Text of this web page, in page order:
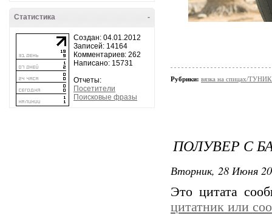
-
Статистика
Создан: 04.01.2012
Записей: 14164
Комментариев: 262
Написано: 15731
Отчеты:
Посетители
Поисковые фразы
Рубрики: вязка на спицах/
ПОЛУВЕР С
Вторник, 28 Июня
Это цитата
цитатник или